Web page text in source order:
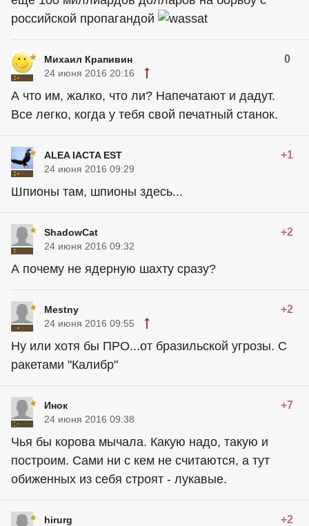
российской пропагандой
Михаил Крапивин 0
24 июня 2016 20:16
А что им, жалко, что ли? Напечатают и дадут.
Все легко, когда у тебя свой печатный станок.
ALEA IACTA EST +1
24 июня 2016 09:29
Шпионы там, шпионы здесь...
ShadowCat +2
24 июня 2016 09:32
А почему не ядерную шахту сразу?
Mestny +2
24 июня 2016 09:55
Ну или хотя бы ПРО...от бразильской угрозы. С
ракетами "Калибр"
Инок +7
24 июня 2016 09:38
Чья бы корова мычала. Какую надо, такую и
построим. Сами ни с кем не считаются, а тут
обиженных из себя строят - лукавые.
hirurg +2